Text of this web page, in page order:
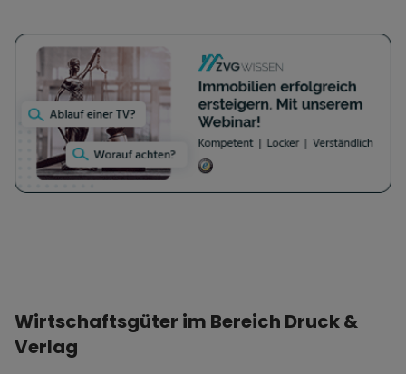
Wirtschaftsgüter im Bereich Druck &
Verlag